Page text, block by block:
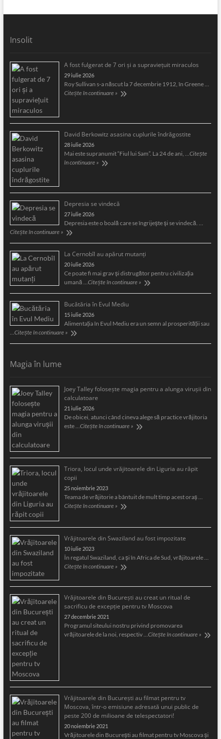
Insolit
A fost fulgerat de 7 ori şi a supravieţuit miraculos
29 iulie 2026
Roy Sullivan s-a născut la 7 decembrie 1912, în Greene …
Citește în continuare »
David Berkowitz asasina cuplurile îndrăgostite
28 iulie 2026
Mai este supranumit “Fiul lui Sam”. La 24 de ani, … Citește
în continuare »
Depresia se vindecă
27 iulie 2026
Depresia este o boală care se îngrijeşte şi se vindecă. …
Citește în continuare »
La Cernobîl au apărut mutanți
20 iulie 2026
Ce poate fi mai grav și distrugător pentru civilizația
umană … Citește în continuare »
Bucătăria în Evul Mediu
15 iulie 2026
Alimentaţia în Evul Mediu era un semn al prosperităţii sau
Citește în continuare »
Magia în lume
Joey Talley foloseşte magia pentru a alunga viruşii din
calculatoare
21 iulie 2026
De obicei, atunci când cineva alege să practice vrăjitoria
este … Citește în continuare »
Triora, locul unde vrăjitoarele din Liguria au răpit
copii
25 noiembrie 2023
Teama de vrăjitorie a bântuit de mult timp acest oraş …
Citește în continuare »
Vrăjitoarele din Swaziland au fost impozitate
10 iulie 2023
În regatul Swaziland, ca și în Africa de Sud, vrăjitoarele …
Citește în continuare »
Vrăjitoarele din București au creat un ritual de
sacrificu de excepție pentru tv Moscova
27 decembrie 2021
Programul siteului nostru privind promovarea
vrăjitoarele de la noi, respectiv … Citește în continuare »
Vrăjitoarele din București au filmat pentru tv
Moscova, într-o emisiune adresată unui public de
peste 200 de milioane de telespectatori!
20 noiembrie 2021
Vrăjitoarele din București au filmat pentru tv Moscova și